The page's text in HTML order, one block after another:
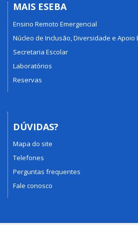
MAIS ESEBA
Ensino Remoto Emergencial
Núcleo de Inclusão, Diversidade e Apoio
Secretaria Escolar
Laboratórios
Reservas
DÚVIDAS?
Mapa do site
Telefones
Perguntas frequentes
Fale conosco